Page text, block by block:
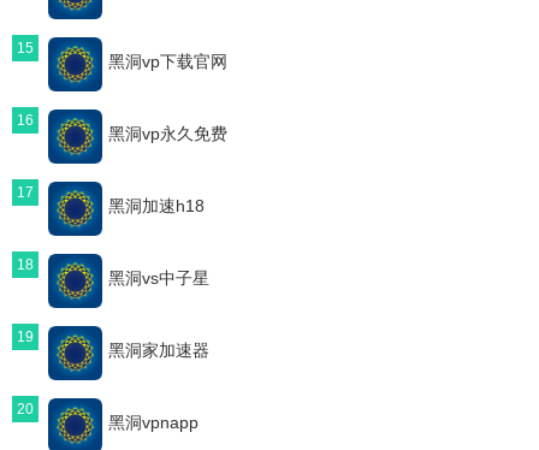
15
黑洞vp下载官网
16
黑洞vp永久免费
17
黑洞加速h18
18
黑洞vs中子星
19
黑洞家加速器
20
黑洞vpnapp